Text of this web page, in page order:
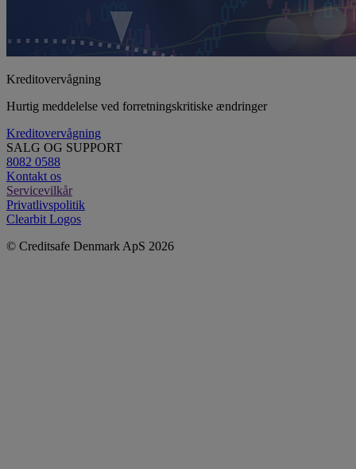
Kreditovervågning
Hurtig meddelelse ved forretningskritiske ændringer
Kreditovervågning
SALG OG SUPPORT
8082 0588
Kontakt os
Servicevilkår
Privatlivspolitik
Clearbit Logos
© Creditsafe Denmark ApS 2026